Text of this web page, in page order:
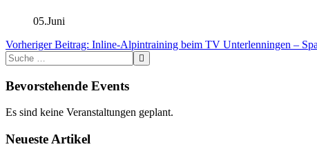
05.Juni
Vorheriger Beitrag: Inline-Alpintraining beim TV Unterlenningen –
Bevorstehende Events
Es sind keine Veranstaltungen geplant.
Neueste Artikel